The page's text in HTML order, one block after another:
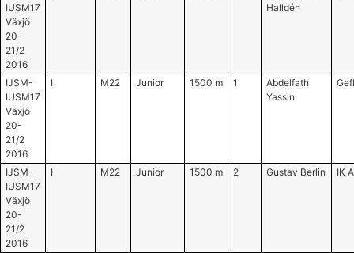
IUSM17
Växjö
20-
21/2
2016
Halldén
IJSM-
IUSM17
Växjö
20-
21/2
2016
I M22 Junior 1500 m 1
Abdelfath
Yassin
IJSM-
IUSM17
Växjö
20-
21/2
2016
I M22 Junior 1500 m 2 Gustav Berlin IK